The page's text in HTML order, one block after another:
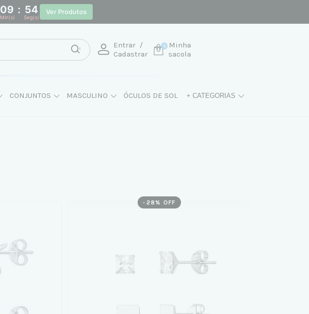
09 : 54
Min(s) Seg(s)
Ver Produtos
Entrar /
Cadastrar
Minha
sacola
0
CONJUNTOS MASCULINO ÓCULOS DE SOL + CATEGORIAS
- 28 % OFF